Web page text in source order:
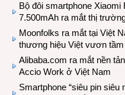
Bộ đôi smartphone
7.500mAh ra mắt thị
Moonfolks ra mắt tại Việt
thương hiệu Việt vươn tầm
Alibaba.com ra mắt nền
Accio Work ở Việt Nam
Smartphone “siêu pin siêu